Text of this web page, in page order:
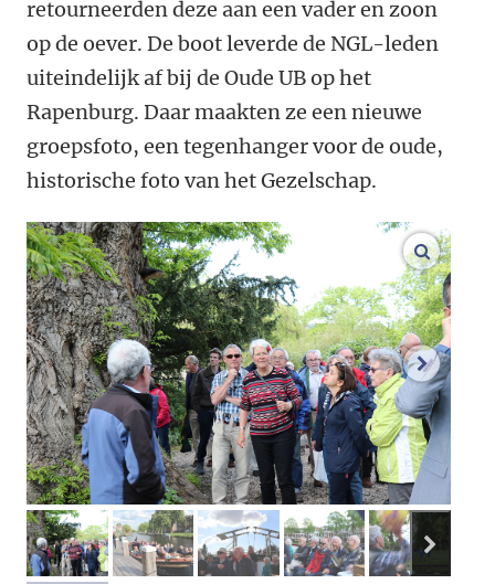
retourneerden deze aan een vader en zoon
op de oever. De boot leverde de NGL-leden
uiteindelijk af bij de Oude UB op het
Rapenburg. Daar maakten ze een nieuwe
groepsfoto, een tegenhanger voor de oude,
historische foto van het Gezelschap.
afbeelding 1afbeelding 2afbeelding 3afbeelding 4